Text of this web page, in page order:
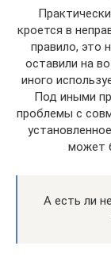
кроется в
правило, это
оставили на
иного
Под иными
проблемы с
может
А есть ли